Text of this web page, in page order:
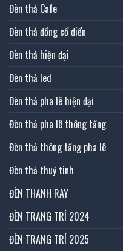
Đèn thả Cafe
Đèn thả đồng cổ điển
Đèn thả hiện đại
Đèn thả led
Đèn thả pha lê hiện đại
Đèn thả pha lê thông tầng
Đèn thả thông tầng pha lê
Đèn thả thuỷ tinh
ĐÈN THANH RAY
ĐÈN TRANG TRÍ 2024
ĐÈN TRANG TRÍ 2025